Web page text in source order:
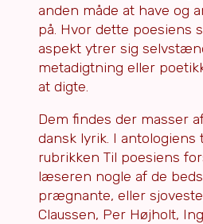
anden måde at have og
på. Hvor dette poesiens
aspekt ytrer sig
metadigtning eller
at digte.
Dem findes der masser
dansk lyrik. I antologiens
rubrikken Til poesiens
læseren nogle af de
prægnante, eller
Claussen, Per Højholt,